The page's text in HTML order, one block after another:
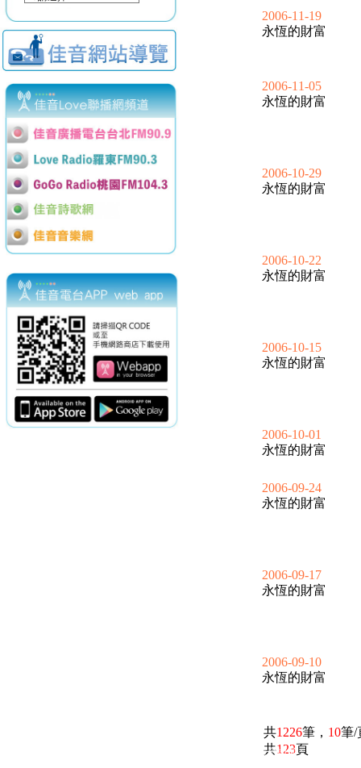
2006-11-19
永恆的財富
2006-11-05
永恆的財富
2006-10-29
永恆的財富
2006-10-22
永恆的財富
2006-10-15
永恆的財富
2006-10-01
永恆的財富
2006-09-24
永恆的財富
2006-09-17
永恆的財富
2006-09-10
永恆的財富
共1226筆， 10筆/
共123頁
佳音電台地址：